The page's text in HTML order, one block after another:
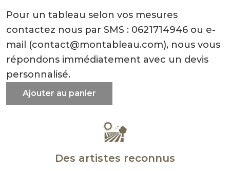
Pour un tableau selon vos mesures
contactez nous par SMS : 0621714946 ou e-
mail (contact@montableau.com), nous vous
répondons immédiatement avec un devis
personnalisé.
Ajouter au panier
Des artistes reconnus